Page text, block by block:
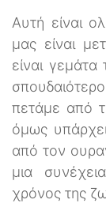
Αυτή είναι
μας είναι
είναι γεμάτα
πετάμε από
όμως
από τον
μια
χρόνος της